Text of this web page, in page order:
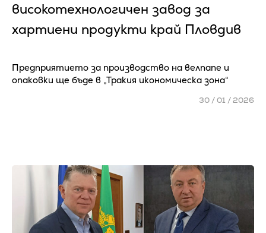
високотехнологичен завод за
хартиени продукти край Пловдив
Предприятието за производство на велпапе и
опаковки ще бъде в „Тракия икономическа зона“
30 / 01 / 2026